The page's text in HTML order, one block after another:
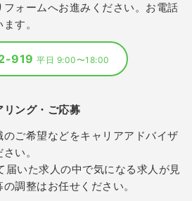
フォームへお進みください。お電話
す。
919平日 9:00〜18:00
リング・ご応募
ご希望などをキャリアアドバイザ
い。
届いた求人の中で気になる求人が見
調整はお任せください。